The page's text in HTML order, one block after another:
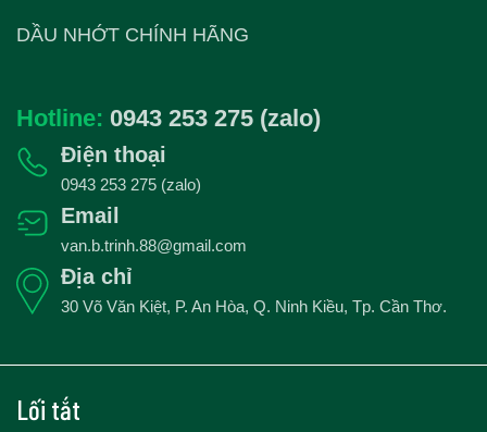
DẦU NHỚT CHÍNH HÃNG
Hotline: 0943 253 275 (zalo)
Điện thoại
0943 253 275 (zalo)
Email
van.b.trinh.88@gmail.com
Địa chỉ
30 Võ Văn Kiệt, P. An Hòa, Q. Ninh Kiều, Tp. Cần Thơ.
Lối tắt